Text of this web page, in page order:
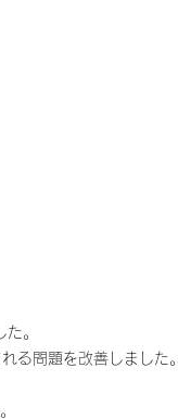
。
る問題を改善しました。